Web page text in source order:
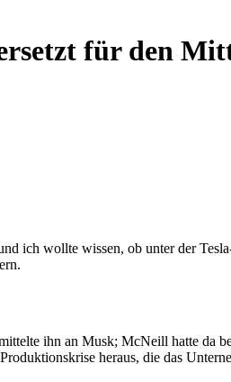
für den
ich wollte wissen, ob unter der
ihn an Musk; McNeill hatte da
heraus, die das